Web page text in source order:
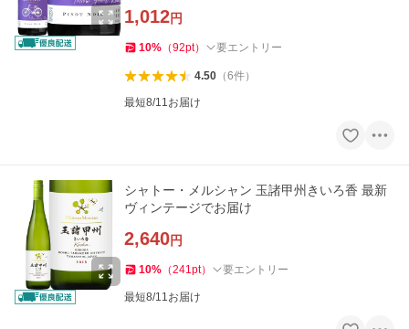
1,012円
10% （92pt） 要エントリー
4.50（6件）
最短8/11お届け
シャトー・メルシャン 玉諸甲州きいろ香 最新
ヴィンテージでお届け
2,640円
10% （241pt） 要エントリー
最短8/11お届け